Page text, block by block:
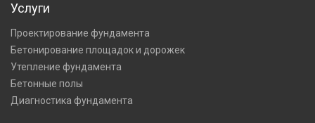
Услуги
Проектирование фундамента
Бетонирование площадок и дорожек
Утепление фундамента
Бетонные полы
Диагностика фундамента